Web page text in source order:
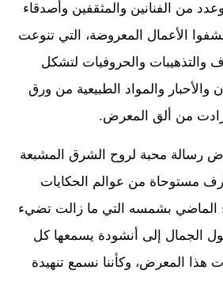
من الفنانين والمثقفين وأصدقاء
الأعمال المعروضة، التي تنوعت
والتذهيبات والحروفيات لتشكل
والأحبار والمواد الطبيعية من ورق
من ألق المعرض.
رسالة محبة لروح الشرق المشبعة
مستوحاة من عوالم الحكايات
الماضي بشمسه التي ما زالت تضيء
الجمال إلى أنشودة يسمعها كل
هذا المعرض، وكأننا نسمع تنهيدة